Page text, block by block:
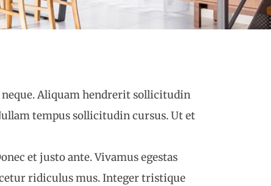
Aliquam hendrerit sollicitudin
tempus sollicitudin cursus. Ut et
et justo ante. Vivamus egestas
ridiculus mus. Integer tristique